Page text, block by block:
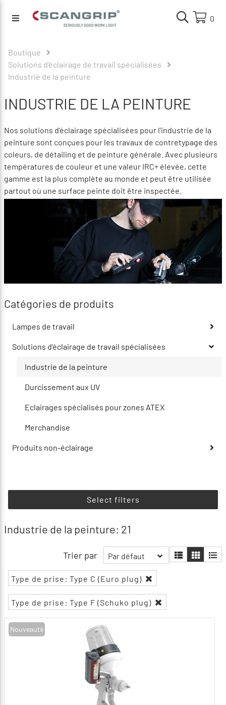
0
Boutique
Solutions d'éclairage de travail spécialisées
Industrie de la peinture
INDUSTRIE DE LA PEINTURE
Nos solutions d'éclairage spécialisées pour l'industrie de la
peinture sont conçues pour les travaux de contretypage des
coleurs, de détailing et de peinture générale. Avec plusieurs
températures de couleur et une valeur IRC+ élevée, cette
gamme est la plus complète au monde et peut être utilisée
partout où une surface peinte doit être inspectée.
Catégories de produits
Lampes de travail
Solutions d'éclairage de travail spécialisées
Industrie de la peinture
Durcissement aux UV
Eclairages spécialisés pour zones ATEX
Merchandise
Produits non-éclairage
Select filters
Industrie de la peinture: 21
Trier par Par défaut
Type de prise: Type C (Euro plug)
Type de prise: Type F (Schuko plug)
Nouveauté